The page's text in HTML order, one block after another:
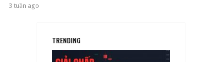
3 tuần ago
TRENDING